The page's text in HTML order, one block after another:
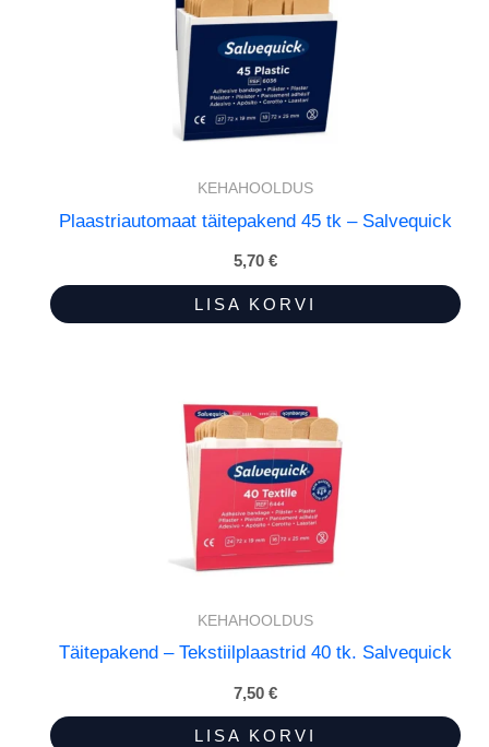
KEHAHOOLDUS
Plaastriautomaat täitepakend 45 tk – Salvequick
5,70 €
LISA KORVI
KEHAHOOLDUS
Täitepakend – Tekstiilplaastrid 40 tk. Salvequick
7,50 €
LISA KORVI